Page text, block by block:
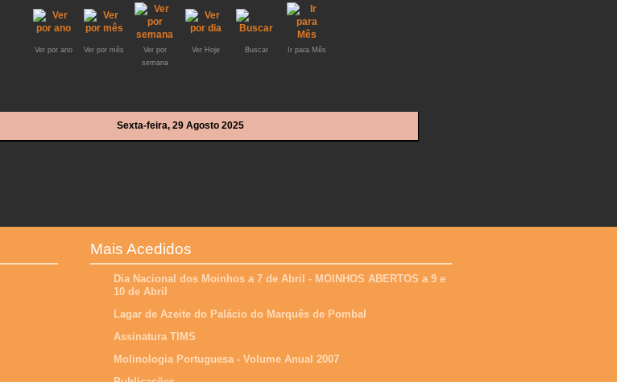
Ver por ano Ver por mês
Ver por
semana
Ver Hoje Buscar Ir para Mês
Sexta-feira, 29 Agosto 2025
Mais Acedidos
Dia Nacional dos Moinhos a 7 de Abril - MOINHOS ABERTOS a 9 e
10 de Abril
Lagar de Azeite do Palácio do Marquês de Pombal
Assinatura TIMS
Molinologia Portuguesa - Volume Anual 2007